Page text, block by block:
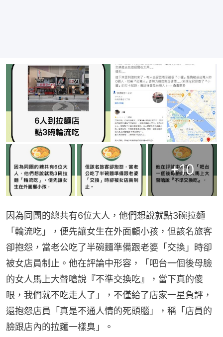
+10
因為同團的總共有6位大人，他們想說就點3碗拉麵
「輪流吃」，便先讓女生在外面顧小孩，但該名旅客
卻抱怨，當老公吃了半碗麵準備跟老婆「交換」時卻
被女店員制止。他在評論中形容，「吧台一個後母臉
的女人馬上大聲嗆說『不準交換吃』，當下真的傻
眼，我們就不吃走人了」，不僅給了店家一星負評，
還抱怨店員「真是不通人情的死頭腦」，稱「店員的
臉跟店內的拉麵一樣臭」。